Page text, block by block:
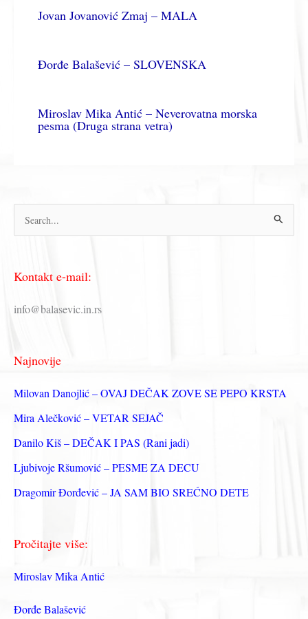
Jovan Jovanović Zmaj – MALA
Đorđe Balašević – SLOVENSKA
Miroslav Mika Antić – Neverovatna morska
pesma (Druga strana vetra)
р
т
р
а
з
а
Kontakt e-mail:
info@balasevic.in.rs
Najnovije
Milovan Danojlić – OVAJ DEČAK ZOVE SE PEPO KRSTA
Mira Alečković – VETAR SEJAČ
Danilo Kiš – DEČAK I PAS (Rani jadi)
Ljubivoje Ršumović – PESME ZA DECU
Dragomir Đorđević – JA SAM BIO SREĆNO DETE
Pročitajte više:
Miroslav Mika Antić
Đorđe Balašević